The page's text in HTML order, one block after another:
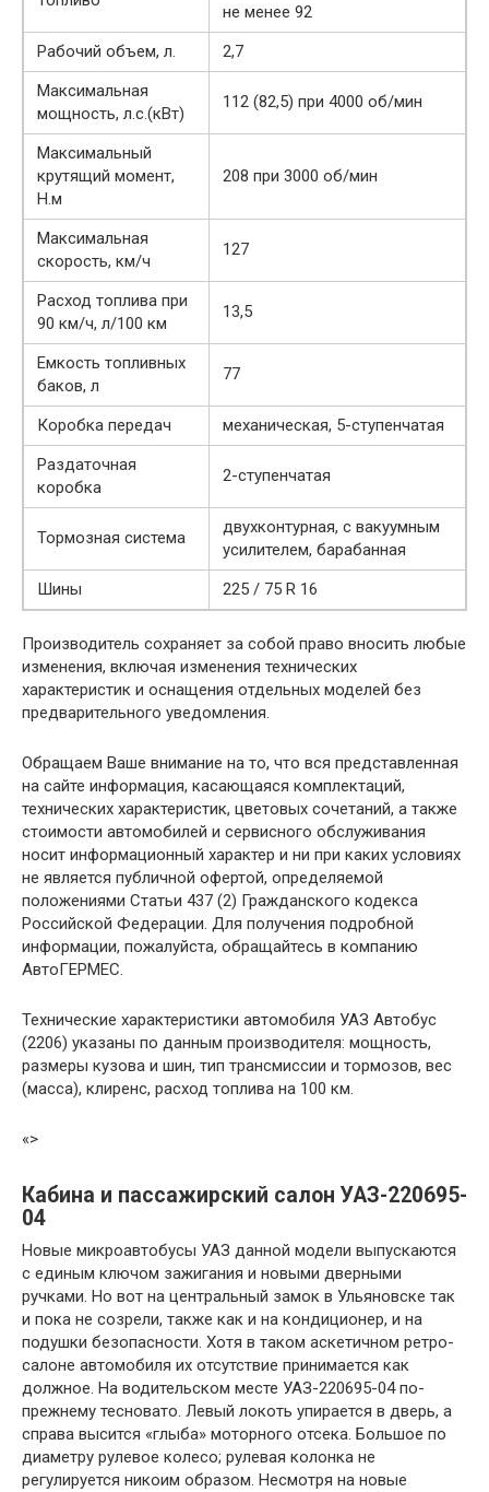
не менее 92
Рабочий объем, л.
2,7
Максимальная
мощность, л.с.(кВт)
112 (82,5) при 4000 об/мин
Максимальный
крутящий момент,
Н.м
208 при 3000 об/мин
Максимальная
скорость, км/ч
127
Расход топлива при
90 км/ч, л/100 км
13,5
Емкость топливных
баков, л
77
Коробка передач
механическая, 5-ступенчатая
Раздаточная
коробка
2-ступенчатая
Тормозная система
двухконтурная, с вакуумным
усилителем, барабанная
Шины
225 / 75 R 16
Производитель сохраняет за собой право вносить любые
изменения, включая изменения технических
характеристик и оснащения отдельных моделей без
предварительного уведомления.
Обращаем Ваше внимание на то, что вся представленная
на сайте информация, касающаяся комплектаций,
технических характеристик, цветовых сочетаний, а также
стоимости автомобилей и сервисного обслуживания
носит информационный характер и ни при каких условиях
не является публичной офертой, определяемой
положениями Статьи 437 (2) Гражданского кодекса
Российской Федерации. Для получения подробной
информации, пожалуйста, обращайтесь в компанию
АвтоГЕРМЕС.
Технические характеристики автомобиля УАЗ Автобус
(2206) указаны по данным производителя: мощность,
размеры кузова и шин, тип трансмиссии и тормозов, вес
(масса), клиренс, расход топлива на 100 км.
«>
Кабина и пассажирский салон УАЗ-220695-
04
Новые микроавтобусы УАЗ данной модели выпускаются
с единым ключом зажигания и новыми дверными
ручками. Но вот на центральный замок в Ульяновске так
и пока не созрели, также как и на кондиционер, и на
подушки безопасности. Хотя в таком аскетичном ретро-
салоне автомобиля их отсутствие принимается как
должное. На водительском месте УАЗ-220695-04 по-
прежнему тесновато. Левый локоть упирается в дверь, а
справа высится «глыба» моторного отсека. Большое по
диаметру рулевое колесо; рулевая колонка не
регулируется никоим образом. Несмотря на новые